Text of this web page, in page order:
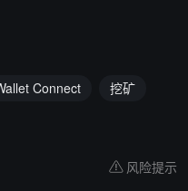
Connect
挖矿
风险提示